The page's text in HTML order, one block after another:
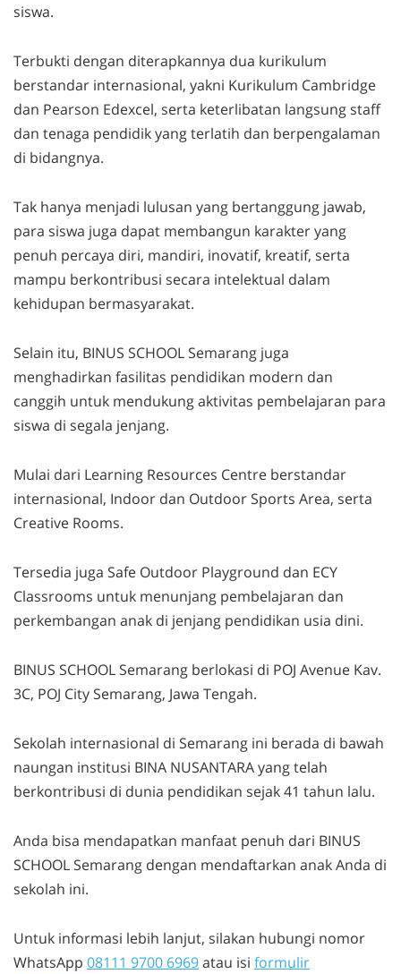
siswa.
Terbukti dengan diterapkannya dua kurikulum
berstandar internasional, yakni Kurikulum Cambridge
dan Pearson Edexcel, serta keterlibatan langsung staff
dan tenaga pendidik yang terlatih dan berpengalaman
di bidangnya.
Tak hanya menjadi lulusan yang bertanggung jawab,
para siswa juga dapat membangun karakter yang
penuh percaya diri, mandiri, inovatif, kreatif, serta
mampu berkontribusi secara intelektual dalam
kehidupan bermasyarakat.
Selain itu, BINUS SCHOOL Semarang juga
menghadirkan fasilitas pendidikan modern dan
canggih untuk mendukung aktivitas pembelajaran para
siswa di segala jenjang.
Mulai dari Learning Resources Centre berstandar
internasional, Indoor dan Outdoor Sports Area, serta
Creative Rooms.
Tersedia juga Safe Outdoor Playground dan ECY
Classrooms untuk menunjang pembelajaran dan
perkembangan anak di jenjang pendidikan usia dini.
BINUS SCHOOL Semarang berlokasi di POJ Avenue Kav.
3C, POJ City Semarang, Jawa Tengah.
Sekolah internasional di Semarang ini berada di bawah
naungan institusi BINA NUSANTARA yang telah
berkontribusi di dunia pendidikan sejak 41 tahun lalu.
Anda bisa mendapatkan manfaat penuh dari BINUS
SCHOOL Semarang dengan mendaftarkan anak Anda di
sekolah ini.
Untuk informasi lebih lanjut, silakan hubungi nomor
WhatsApp 08111 9700 6969atau isi formulir